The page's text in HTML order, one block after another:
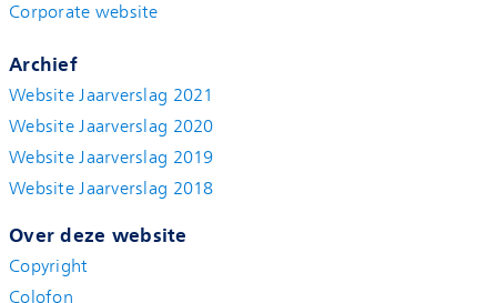
Corporate website
Archief
Website Jaarverslag 2021
Website Jaarverslag 2020
Website Jaarverslag 2019
Website Jaarverslag 2018
Over deze website
Copyright
Colofon